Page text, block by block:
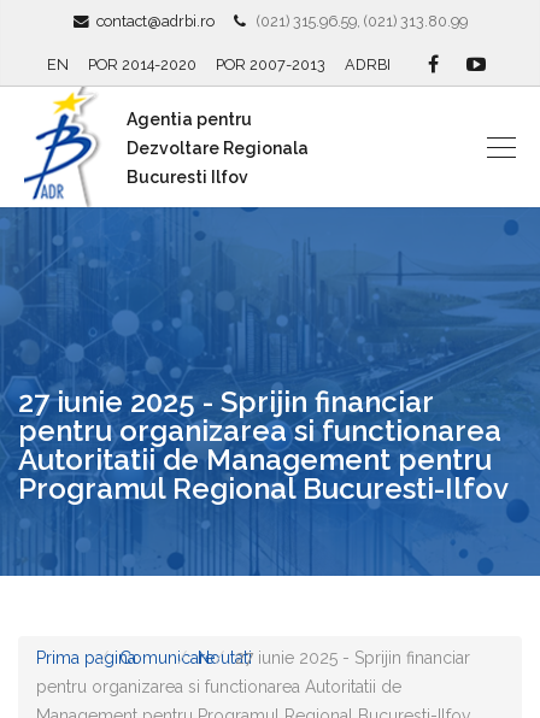
contact@adrbi.ro (021) 315.96.59, (021) 313.80.99
EN POR 2014-2020 POR 2007-2013 ADRBI
Agentia pentru
Dezvoltare Regionala
Bucuresti Ilfov
27 iunie 2025 - Sprijin financiar
pentru organizarea si functionarea
Autoritatii de Management pentru
Programul Regional Bucuresti-Ilfov
Prima paginaComunicareNoutati27 iunie 2025 - Sprijin financiar
pentru organizarea si functionarea Autoritatii de